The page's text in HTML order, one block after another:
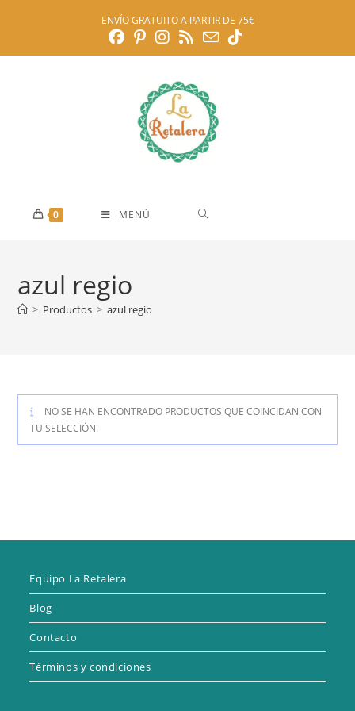
ENVÍO GRATUITO A PARTIR DE 75€
0 MENÚ
azul regio
> Productos > azul regio
NO SE HAN ENCONTRADO PRODUCTOS QUE COINCIDAN CON
TU SELECCIÓN.
Equipo La Retalera
Blog
Contacto
Términos y condiciones